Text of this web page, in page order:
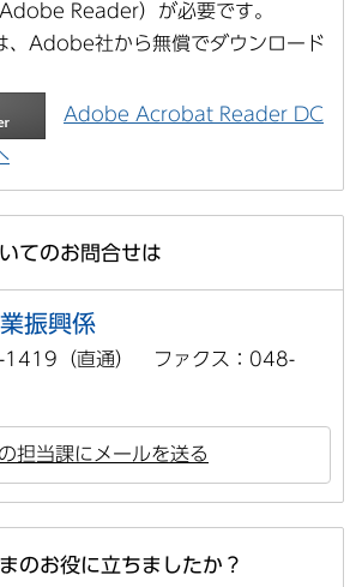
Reader）が必要です。
、Adobe社から無償でダウンロード
Adobe Acrobat Reader DC
てのお問合せは
振興係
1419（直通） ファクス：048-
担当課にメールを送る
のお役に立ちましたか？